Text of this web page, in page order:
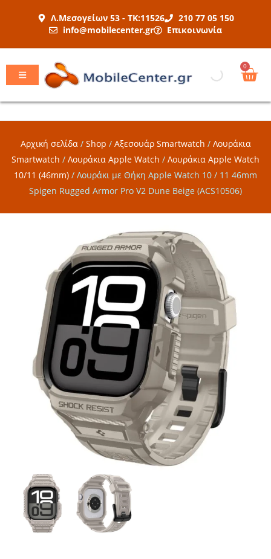
Λ.Μεσογείων 53 - ΤΚ:11526
210 77 05 150
info@mobilecenter.gr
Επικοινωνία
0
Αρχική σελίδα / Shop / Αξεσουάρ Smartwatch / Λουράκια
Smartwatch / Λουράκια Apple Watch / Λουράκια Apple Watch
10/11 (46mm) / Λουράκι με Θήκη Apple Watch 10 / 11 46mm
Spigen Rugged Armor Pro V2 Dune Beige (ACS10506)